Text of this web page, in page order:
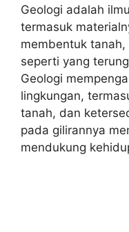
Geologi adalah
termasuk
membentuk
seperti yang
Geologi
lingkungan,
tanah, dan
pada gilirannya
mendukung